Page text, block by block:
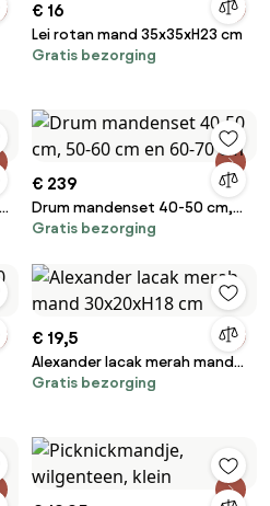
€ 16
Lei rotan mand 35x35xH23 cm
Gratis bezorging
€ 239
Drum mandenset 40-50 cm,
50-60 cm en 60-70 cm
Gratis bezorging
€ 19,5
Alexander lacak merah mand
30x20xH18 cm
Gratis bezorging